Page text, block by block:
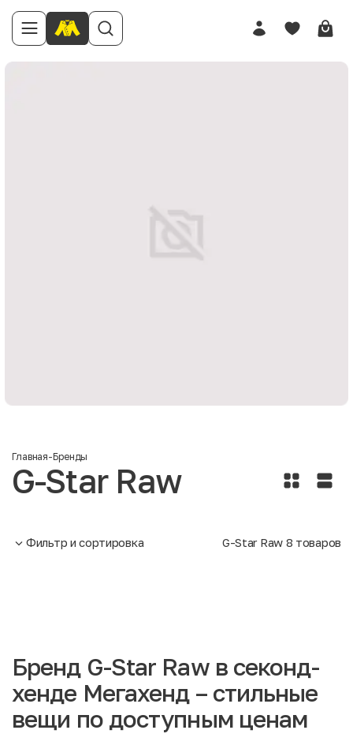
Главная-Бренды
G-Star Raw
Фильтр и сортировка G-Star Raw 8 товаров
Бренд G-Star Raw в секонд-
хенде Мегахенд – стильные
вещи по доступным ценам